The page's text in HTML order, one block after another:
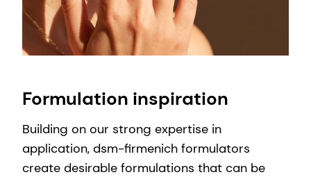
Formulation inspiration
Building on our strong expertise in
application, dsm-firmenich formulators
create desirable formulations that can be